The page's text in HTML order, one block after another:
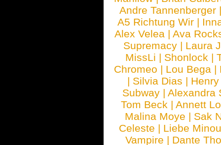
Andre Tannenberger
A5 Richtung Wir |
Alex Velea | Ava
Supremacy | Laura
MissLi | Shonlock |
Chromeo | Lou Bega |
| Silvia Dias |
Subway |Alexandra
Tom Beck |Annett
Malina Moye | Sak
Celeste | Liebe Minou
Vampire | Dante